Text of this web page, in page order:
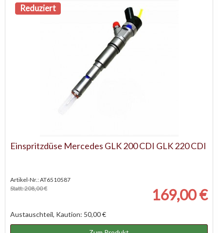
Reduziert
Einspritzdüse Mercedes GLK 200 CDI GLK 220 CDI
Artikel-Nr.: AT6510587
Statt: 208,00 €
169,00 €
Austauschteil, Kaution: 50,00 €